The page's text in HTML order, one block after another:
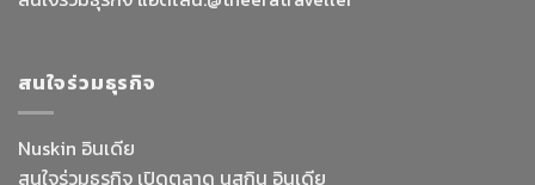
สนใจร่วมธุรกิจ
Nuskin อินเดีย
สนใจร่วมธุรกิจ เปิดตลาด นูสกิน อินเดีย